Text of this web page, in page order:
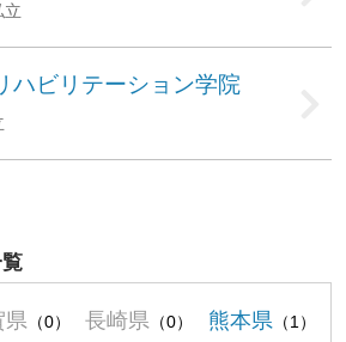
立
ハビリテーション学院
県 （0） 長崎県 （0） 熊本県 （1）